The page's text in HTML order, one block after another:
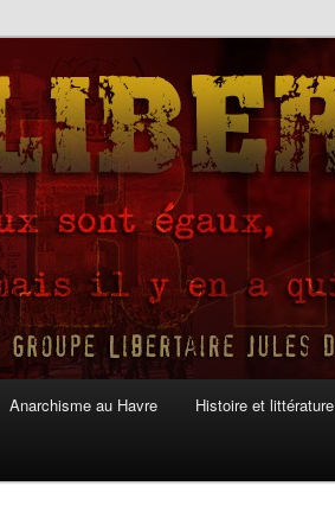
Anarchisme au Havre Histoire et littérature